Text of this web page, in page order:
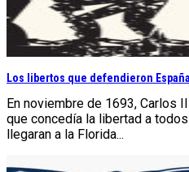
Los libertos que defendieron España
En noviembre de 1693, Carlos
que concedía la libertad a
llegaran a la Florida...